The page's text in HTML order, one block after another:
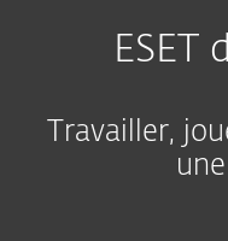
ESET
Travailler,